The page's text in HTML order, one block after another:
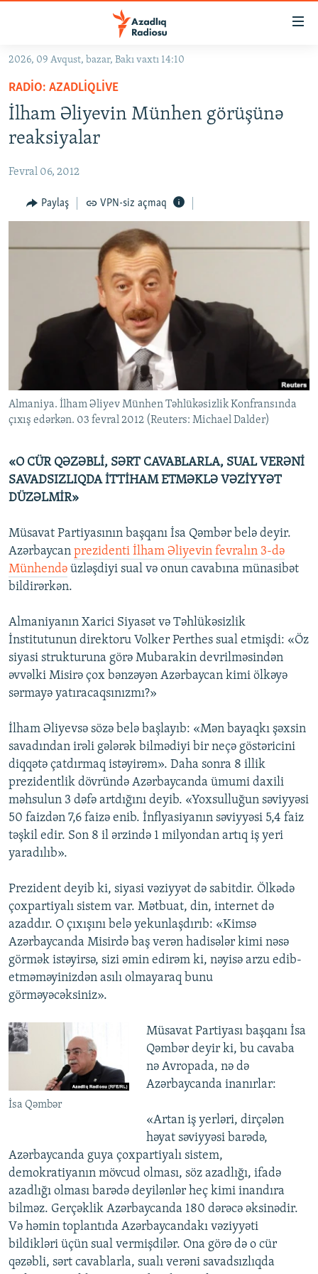
Əsas
qayıt
Əsas
naviqasiyaya
qayıt
Axtarışa
GÜNDƏM
#İZAHLA
KORRUPSIOMETR
#ƏSLINDƏ
FƏRQƏ BAX
QANUNI DOĞRU
FOTOQALEREYA
İNFOQRAFIKA
KARIKATURA
AZƏRBAYCAN ƏDƏBIYYATI KITABXANASI
İSLAM VƏ DEMOKRATIYA
İZ - MƏDƏNIYYƏT PROQRAMI
HAQQIMIZDA
MISSIYAMIZ
PEŞƏ ETIKASI VƏ JURNALISTIKA STANDARTLARIMIZ
MATERIALLARIMIZDAN ISTIFADƏ
AZADLIQRADIOSU MOBIL TELEFONUNUZDA
XƏBƏR BÜLLETENLƏRIMIZ
BIZI IZLƏ
RFE/RL-in bütün saytları
2026, 09 Avqust, bazar, Bakı vaxtı 14:10
RADIO: AZADLIQLIVE
İlham Əliyevin Münhen görüşünə
reaksiyalar
Fevral 06, 2012
Paylaş VPN-siz açmaq
Almaniya. İlham Əliyev Münhen Təhlükəsizlik Konfransında
çıxış edərkən. 03 fevral 2012 (Reuters: Michael Dalder)
«O CÜR QƏZƏBLİ, SƏRT CAVABLARLA, SUAL VERƏNİ
SAVADSIZLIQDA İTTİHAM ETMƏKLƏ VƏZİYYƏT
DÜZƏLMİR»
Müsavat Partiyasının başqanı İsa Qəmbər belə deyir.
Azərbaycan prezidenti İlham Əliyevin fevralın 3-də
Münhendə üzləşdiyi sual və onun cavabına münasibət
bildirərkən.
Almaniyanın Xarici Siyasət və Təhlükəsizlik
İnstitutunun direktoru Volker Perthes sual etmişdi: «Öz
siyasi strukturuna görə Mubarakin devrilməsindən
əvvəlki Misirə çox bənzəyən Azərbaycan kimi ölkəyə
sərmayə yatıracaqsınızmı?»
İlham Əliyevsə sözə belə başlayıb: «Mən bayaqkı şəxsin
savadından irəli gələrək bilmədiyi bir neçə göstəricini
diqqətə çatdırmaq istəyirəm». Daha sonra 8 illik
prezidentlik dövründə Azərbaycanda ümumi daxili
məhsulun 3 dəfə artdığını deyib. «Yoxsulluğun səviyyəsi
50 faizdən 7,6 faizə enib. İnflyasiyanın səviyyəsi 5,4 faiz
təşkil edir. Son 8 il ərzində 1 milyondan artıq iş yeri
yaradılıb».
Prezident deyib ki, siyasi vəziyyət də sabitdir. Ölkədə
çoxpartiyalı sistem var. Mətbuat, din, internet də
azaddır. O çıxışını belə yekunlaşdırıb: «Kimsə
Azərbaycanda Misirdə baş verən hadisələr kimi nəsə
görmək istəyirsə, sizi əmin edirəm ki, nəyisə arzu edib-
etməməyinizdən asılı olmayaraq bunu
görməyəcəksiniz».
İsa Qəmbər
Müsavat Partiyası başqanı İsa
Qəmbər deyir ki, bu cavaba
nə Avropada, nə də
Azərbaycanda inanırlar:
«Artan iş yerləri, dirçələn
həyat səviyyəsi barədə,
Azərbaycanda guya çoxpartiyalı sistem,
demokratiyanın mövcud olması, söz azadlığı, ifadə
azadlığı olması barədə deyilənlər heç kimi inandıra
bilməz. Gerçəklik Azərbaycanda 180 dərəcə əksinədir.
Və həmin toplantıda Azərbaycandakı vəziyyəti
bildikləri üçün sual vermişdilər. Ona görə də o cür
qəzəbli, sərt cavablarla, sualı verəni savadsızlıqda